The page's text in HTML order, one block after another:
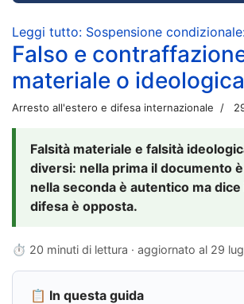
Leggi tutto: Sospensione
Falso e
materiale o ideologica
Arresto all'estero e difesa internazionale
Falsità materiale e falsità
diversi: nella prima il documento
nella seconda è autentico ma dice
difesa è opposta.
⏱ 20 minuti di lettura · aggiornato al 29
📋 In questa guida